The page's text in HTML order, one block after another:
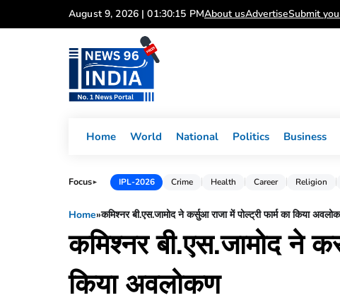
to
August 9, 2026 | 01:30:16 PMAbout usAdvertiseSubmit
Home World National Politics Business
Focus► IPL-2026 Crime Health Career Religion
Home»कमिश्नर बी.एस.जामोद ने कर्सुआ राजा में पोल्ट्री फार्म का किया
कमिश्नर बी.एस.जामोद ने
किया अवलोकण